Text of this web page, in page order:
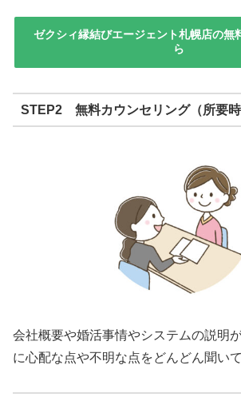
ゼクシィ縁結びエージェント札幌店の無
ら
STEP2 無料カウンセリング（所要時
会社概要や婚活事情やシステムの説明
に心配な点や不明な点をどんどん聞い